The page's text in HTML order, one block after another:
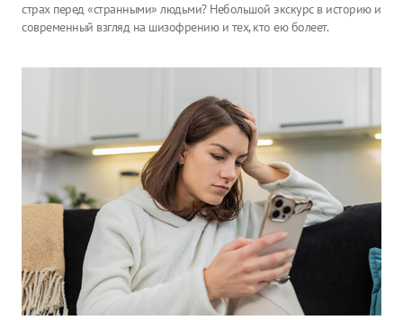
страх перед «странными» людьми? Небольшой экскурс в историю и
современный взгляд на шизофрению и тех, кто ею болеет.